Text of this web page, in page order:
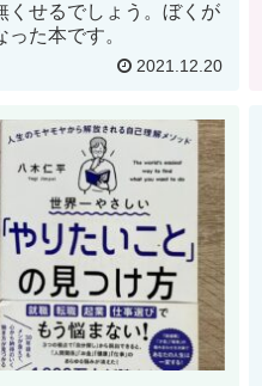
くせるでしょう。ぼくが
た本です。
2021.12.20